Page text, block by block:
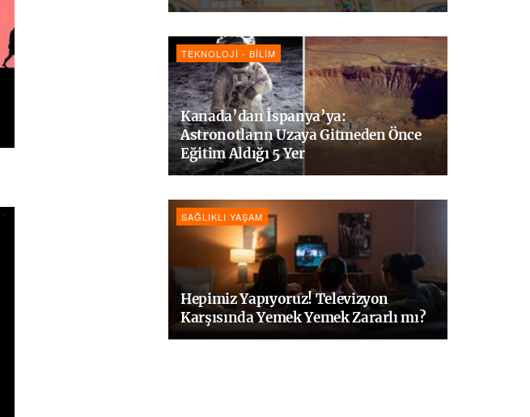
TEKNOLOJI - BILIM
Kanada’dan İspanya’ya:
Astronotların Uzaya Gitmeden Önce
Eğitim Aldığı 5 Yer
SAĞLIKLI YAŞAM
Hepimiz Yapıyoruz! Televizyon
Karşısında Yemek Yemek Zararlı mı?